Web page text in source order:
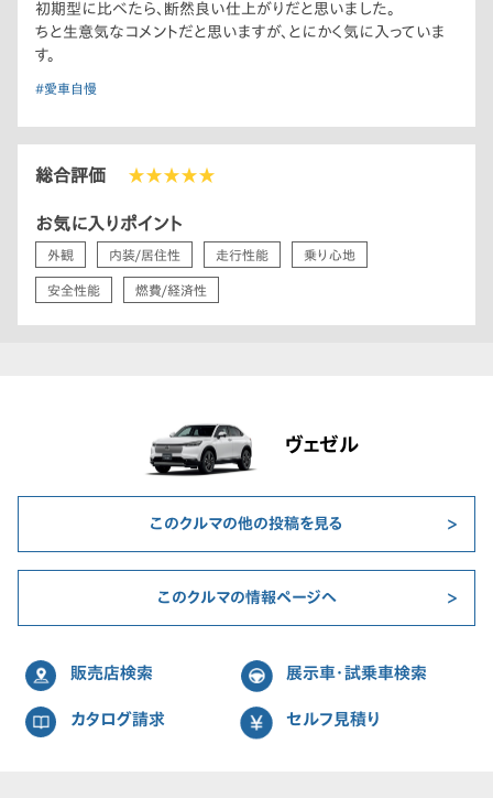
初期型に比べたら、断然良い仕上がりだと思いました。
ちと生意気なコメントだと思いますが、とにかく気に入っていま
す。
#愛車自慢
総合評価 ★★★★★
お気に入りポイント
外観 内装/居住性 走行性能 乗り心地
安全性能 燃費/経済性
ヴェゼル
このクルマの他の投稿を見る
このクルマの情報ページへ
販売店検索 展示車・試乗車検索
カタログ請求 セルフ見積り